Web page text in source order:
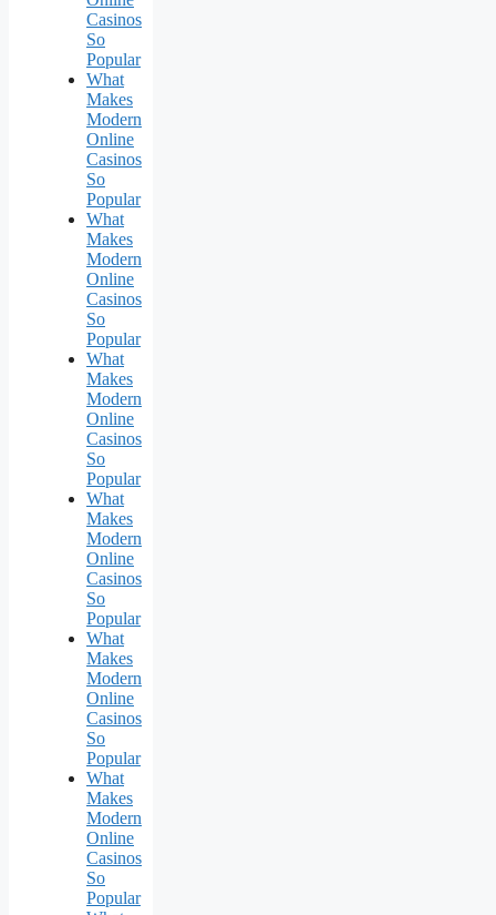
Casinos
So
Popular
What
Makes
Modern
Online
Casinos
So
Popular
What
Makes
Modern
Online
Casinos
So
Popular
What
Makes
Modern
Online
Casinos
So
Popular
What
Makes
Modern
Online
Casinos
So
Popular
What
Makes
Modern
Online
Casinos
So
Popular
What
Makes
Modern
Online
Casinos
So
Popular